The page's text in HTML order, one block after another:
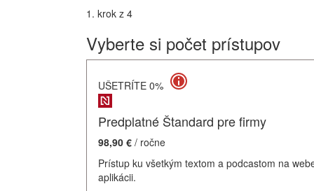
1. krok z 4
Vyberte si počet prístupov
UŠETRÍTE 0%
Predplatné Štandard pre firmy
98,90 € / ročne
Prístup ku všetkým textom a podcastom na
aplikácii.